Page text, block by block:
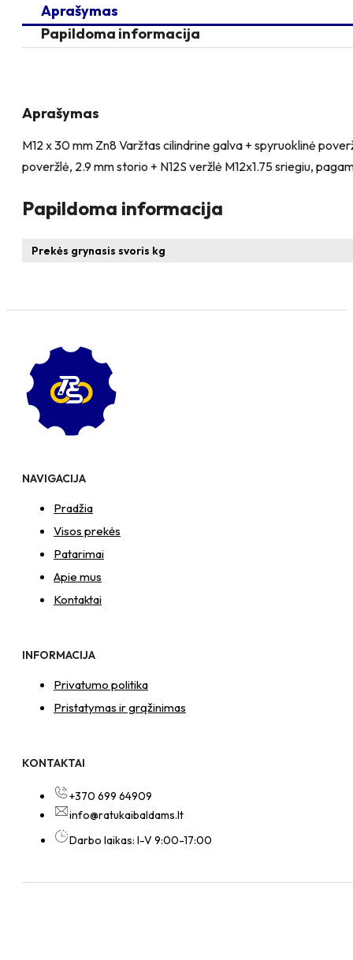
Varžtas
cilindrine
galva
+
poveržlė
+
O37/12
poveržlė
N12S
Veržlė
Aprašymas
Papildoma informacija
Aprašymas
M12 x 30 mm Zn8 Varžtas cilindrine galva + spyruoklinė
poveržlė, 2.9 mm storio + N12S veržlė M12x1.75 sriegiu,
Papildoma informacija
Prekės grynasis svoris kg
NAVIGACIJA
Pradžia
Visos prekės
Patarimai
Apie mus
Kontaktai
INFORMACIJA
Privatumo politika
Pristatymas ir grąžinimas
KONTAKTAI
+370 699 64909
info@ratukaibaldams.lt
Darbo laikas: I-V 9:00-17:00